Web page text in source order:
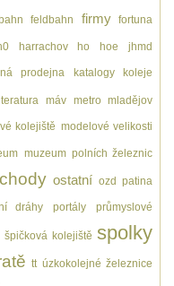
feldbahn firmy fortuna
harrachov ho hoe jhmd
prodejna katalogy koleje
máv metro mladějov
kolejiště modelové velikosti
muzeum polních železnic
ostatní ozd patina
dráhy portály průmyslové
špičková kolejiště spolky
tt úzkokolejné železnice